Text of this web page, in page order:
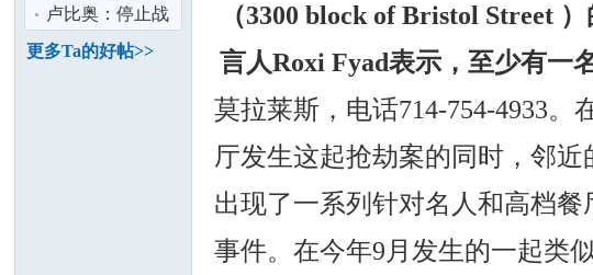
家属：典型
会川普 称寻求以
外交结束俄
卢比奥：停止战
争需俄乌双方都
做出让步
更多Ta的好帖>>
（3300 block of Bristol Street
言人Roxi Fyad表示，至少有一
莫拉莱斯，电话714-754-4933。
厅发生这起抢劫案的同时，邻近
出现了一系列针对名人和高档餐
事件。在今年9月发生的一起类